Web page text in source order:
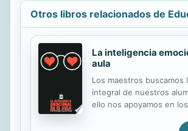
Otros libros relacionados de
La inteligencia
aula
Los maestros buscamos
integral de nuestros
ello nos apoyamos en
escuela; estamos